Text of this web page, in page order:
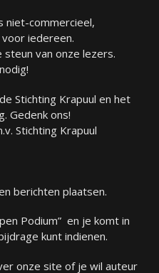
niet-commercieel,
iedereen.
van onze lezers.
Stichting Krapuul en het
Gedenk ons!
Stichting Krapuul
berichten plaatsen.
Podium” en je komt in
kunt indienen.
onze site of je wil auteur